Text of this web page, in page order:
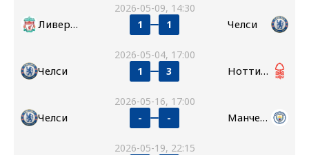
2026-05-09, 14:30
Ливерпуль 1 1 Челси
2026-05-04, 17:00
Челси 1 3 Ноттингем Форест
2026-05-16, 17:00
Челси - - Манчестер Сити
2026-05-19, 22:15